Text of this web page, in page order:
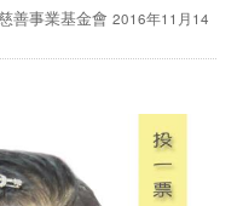
善事業基金會2016年11月14